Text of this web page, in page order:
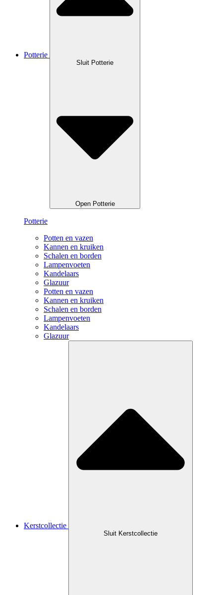
Potterie
Sluit Potterie
Open Potterie
Potterie
Potten en vazen
Kannen en kruiken
Schalen en borden
Lampenvoeten
Kandelaars
Glazuur
Potten en vazen
Kannen en kruiken
Schalen en borden
Lampenvoeten
Kandelaars
Glazuur
Kerstcollectie
Sluit Kerstcollectie